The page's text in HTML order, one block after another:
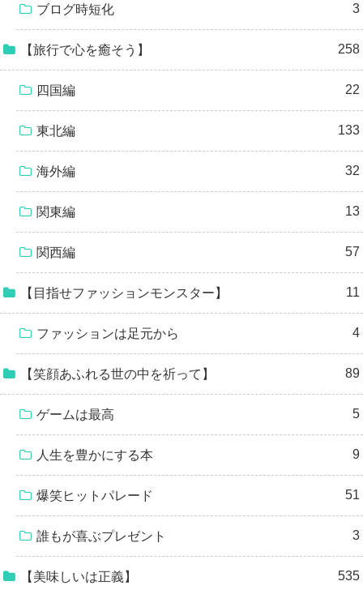
ブログ時短化 3
【旅行で心を癒そう】 258
四国編 22
東北編 133
海外編 32
関東編 13
関西編 57
【目指せファッションモンスター】 11
ファッションは足元から 4
【笑顔あふれる世の中を祈って】 89
ゲームは最高 5
人生を豊かにする本 9
爆笑ヒットパレード 51
誰もが喜ぶプレゼント 3
【美味しいは正義】 535